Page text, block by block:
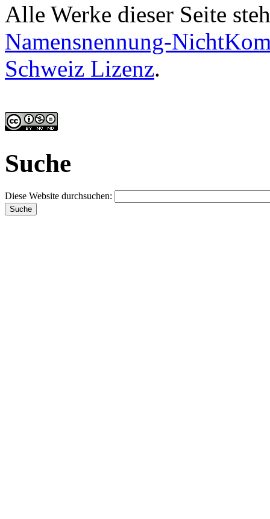
Alle Werke dieser Seite
Namensnennung-
Schweiz Lizenz.
Suche
Diese Website durchsuchen: